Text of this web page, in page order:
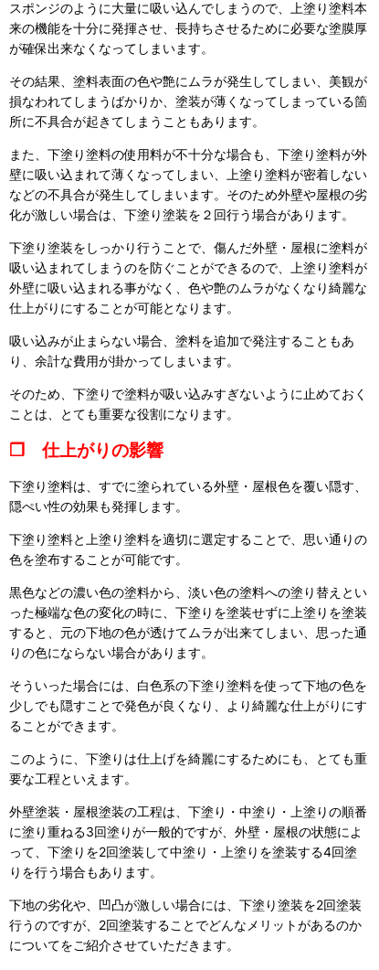
スポンジのように大量に吸い込んでしまうので、上塗り塗料本
来の機能を十分に発揮させ、長持ちさせるために必要な塗膜厚
が確保出来なくなってしまいます。
その結果、塗料表面の色や艶にムラが発生してしまい、美観が
損なわれてしまうばかりか、塗装が薄くなってしまっている箇
所に不具合が起きてしまうこともあります。
また、下塗り塗料の使用料が不十分な場合も、下塗り塗料が外
壁に吸い込まれて薄くなってしまい、上塗り塗料が密着しない
などの不具合が発生してしまいます。そのため外壁や屋根の劣
化が激しい場合は、下塗り塗装を２回行う場合があります。
下塗り塗装をしっかり行うことで、傷んだ外壁・屋根に塗料が
吸い込まれてしまうのを防ぐことができるので、上塗り塗料が
外壁に吸い込まれる事がなく、色や艶のムラがなくなり綺麗な
仕上がりにすることが可能となります。
吸い込みが止まらない場合、塗料を追加で発注することもあ
り、余計な費用が掛かってしまいます。
そのため、下塗りで塗料が吸い込みすぎないように止めておく
ことは、とても重要な役割になります。
❒ 仕上がりの影響
下塗り塗料は、すでに塗られている外壁・屋根色を覆い隠す、
隠ぺい性の効果も発揮します。
下塗り塗料と上塗り塗料を適切に選定することで、思い通りの
色を塗布することが可能です。
黒色などの濃い色の塗料から、淡い色の塗料への塗り替えとい
った極端な色の変化の時に、下塗りを塗装せずに上塗りを塗装
すると、元の下地の色が透けてムラが出来てしまい、思った通
りの色にならない場合があります。
そういった場合には、白色系の下塗り塗料を使って下地の色を
少しでも隠すことで発色が良くなり、より綺麗な仕上がりにす
ることができます。
このように、下塗りは仕上げを綺麗にするためにも、とても重
要な工程といえます。
外壁塗装・屋根塗装の工程は、下塗り・中塗り・上塗りの順番
に塗り重ねる3回塗りが一般的ですが、外壁・屋根の状態によ
って、下塗りを2回塗装して中塗り・上塗りを塗装する4回塗
りを行う場合もあります。
下地の劣化や、凹凸が激しい場合には、下塗り塗装を2回塗装
行うのですが、2回塗装することでどんなメリットがあるのか
についてをご紹介させていただきます。